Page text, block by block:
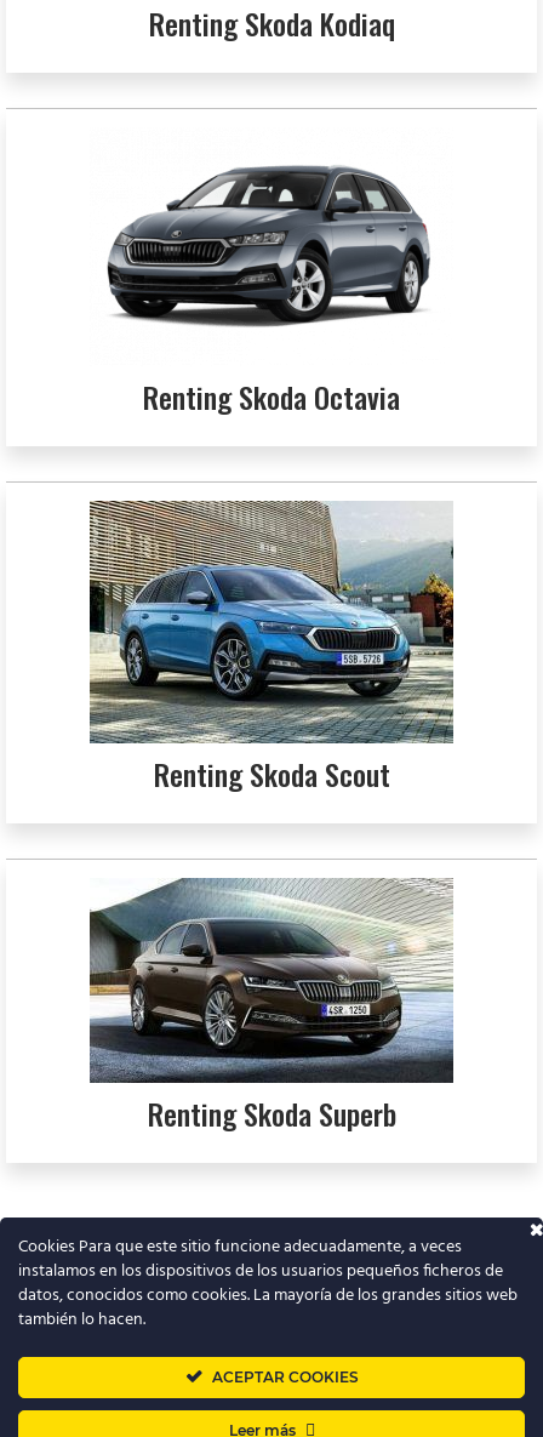
Renting Skoda Kodiaq
Renting Skoda Octavia
Renting Skoda Scout
Renting Skoda Superb
T
i
t
t
➜Renting barato
Cookies Para que este sitio funcione adecuadamente, a veces
instalamos en los dispositivos de los usuarios pequeños ficheros de
datos, conocidos como cookies. La mayoría de los grandes sitios web
también lo hacen.
ACEPTAR COOKIES
Leer más